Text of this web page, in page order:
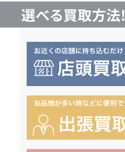
選べる買取方法!